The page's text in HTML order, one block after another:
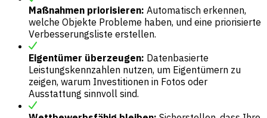
Maßnahmen priorisieren: Automatisch erkennen,
welche Objekte Probleme haben, und eine priorisierte
Verbesserungsliste erstellen.
Eigentümer überzeugen: Datenbasierte
Leistungskennzahlen nutzen, um Eigentümern zu
zeigen, warum Investitionen in Fotos oder
Ausstattung sinnvoll sind.